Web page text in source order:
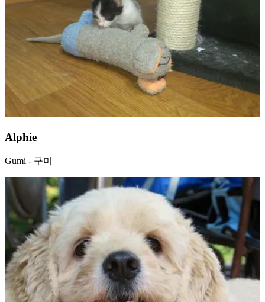
Alphie
Gumi - 구미